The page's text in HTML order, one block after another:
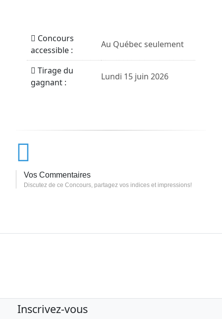
Concours
accessible :
Au Québec seulement
Tirage du
gagnant :
Lundi 15 juin 2026
Vos Commentaires
Discutez de ce Concours, partagez vos indices et impressions!
Inscrivez-vous